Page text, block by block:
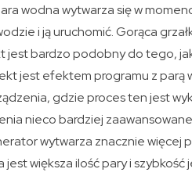
wodna wytwarza się w
i ją uruchomić. Gorąca
jest bardzo podobny do tego,
jest efektem programu z parą
gdzie proces ten jest
nieco bardziej
wytwarza znacznie więcej
większa ilość pary i szybkość